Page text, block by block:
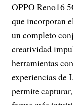
OPPO Reno16
que incorporan
un completo
creatividad
herramientas
experiencias de
permite